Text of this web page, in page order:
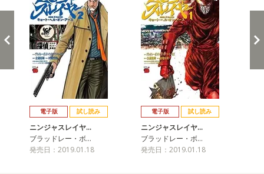
電子版 試し読み
ニンジャスレイヤ…
ブラッドレー・ボ…
発売日：2019.01.18
電子版 試し読み
ニンジャスレイヤ…
ブラッドレー・ボ…
発売日：2019.01.18